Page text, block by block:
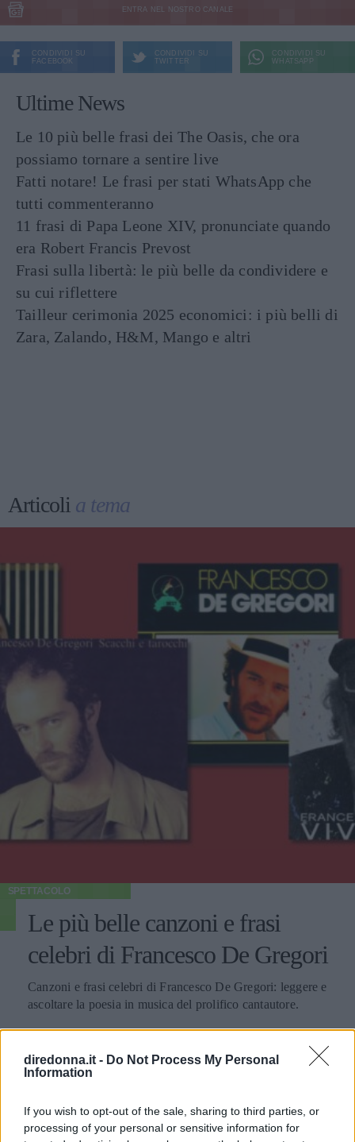
diredonna.it - Do Not Process My Personal
Information
If you wish to opt-out of the sale, sharing to third parties, or
processing of your personal or sensitive information for
ENTRA NEL NOSTRO CANALE
CONDIVIDI SU
FACEBOOK
CONDIVIDI SU
TWITTER
CONDIVIDI SU
WHATSAPP
Ultime News
Le 10 più belle frasi dei The Oasis, che ora
possiamo tornare a sentire live
Fatti notare! Le frasi per stati WhatsApp che
tutti commenteranno
11 frasi di Papa Leone XIV, pronunciate quando
era Robert Francis Prevost
Frasi sulla libertà: le più belle da condividere e
su cui riflettere
Tailleur cerimonia 2025 economici: i più belli di
Zara, Zalando, H&M, Mango e altri
Articoli a tema
SPETTACOLO
Le più belle canzoni e frasi
celebri di Francesco De Gregori
Canzoni e frasi celebri di Francesco De Gregori: leggere e
ascoltare la poesia in musica del prolifico cantautore.